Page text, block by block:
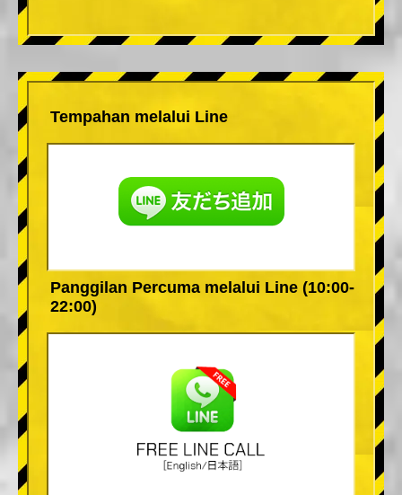
Tempahan melalui Line
Panggilan Percuma melalui Line (10:00-
22:00)